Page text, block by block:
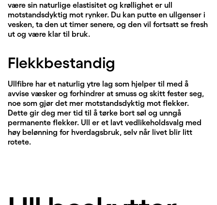
være sin naturlige elastisitet og krøllighet er ull
motstandsdyktig mot rynker. Du kan putte en ullgenser i
vesken, ta den ut timer senere, og den vil fortsatt se fresh
ut og være klar til bruk.
Flekkbestandig
Ullfibre har et naturlig ytre lag som hjelper til med å
avvise væsker og forhindrer at smuss og skitt fester seg,
noe som gjør det mer motstandsdyktig mot flekker.
Dette gir deg mer tid til å tørke bort søl og unngå
permanente flekker. Ull er et lavt vedlikeholdsvalg med
høy belønning for hverdagsbruk, selv når livet blir litt
rotete.